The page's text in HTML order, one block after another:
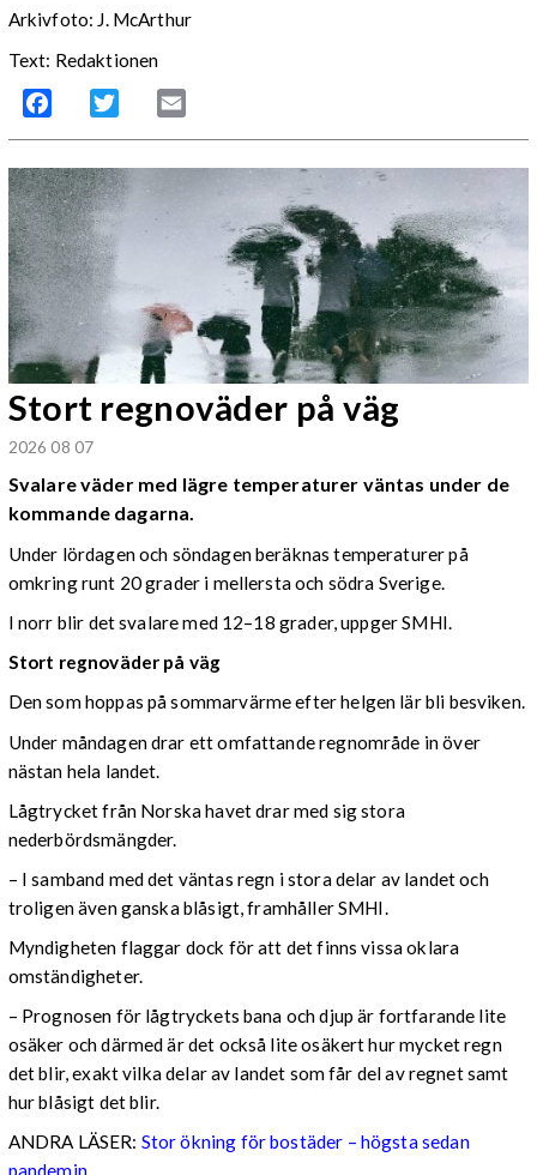
Arkivfoto: J. McArthur
Text: Redaktionen
Facebook Twitter
Stort regnoväder på väg
2026 08 07
Svalare väder med lägre temperaturer väntas under de
kommande dagarna.
Under lördagen och söndagen beräknas temperaturer på
omkring runt 20 grader i mellersta och södra Sverige.
I norr blir det svalare med 12–18 grader, uppger SMHI.
Stort regnoväder på väg
Den som hoppas på sommarvärme efter helgen lär bli besviken.
Under måndagen drar ett omfattande regnområde in över
nästan hela landet.
Lågtrycket från Norska havet drar med sig stora
nederbördsmängder.
– I samband med det väntas regn i stora delar av landet och
troligen även ganska blåsigt, framhåller SMHI.
Myndigheten flaggar dock för att det finns vissa oklara
omständigheter.
– Prognosen för lågtryckets bana och djup är fortfarande lite
osäker och därmed är det också lite osäkert hur mycket regn
det blir, exakt vilka delar av landet som får del av regnet samt
hur blåsigt det blir.
ANDRA LÄSER: Stor ökning för bostäder – högsta sedan